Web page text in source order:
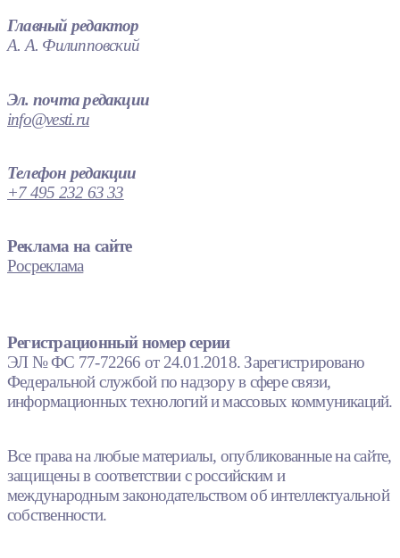
Главный редактор
А. А. Филипповский
Эл. почта редакции
info@vesti.ru
Телефон редакции
+7 495 232 63 33
Реклама на сайте
Росреклама
Регистрационный номер серии
ЭЛ № ФС 77-72266 от 24.01.2018. Зарегистрировано
Федеральной службой по надзору в сфере связи,
информационных технологий и массовых коммуникаций.
Все права на любые материалы, опубликованные на сайте,
защищены в соответствии с российским и
международным законодательством об интеллектуальной
собственности.